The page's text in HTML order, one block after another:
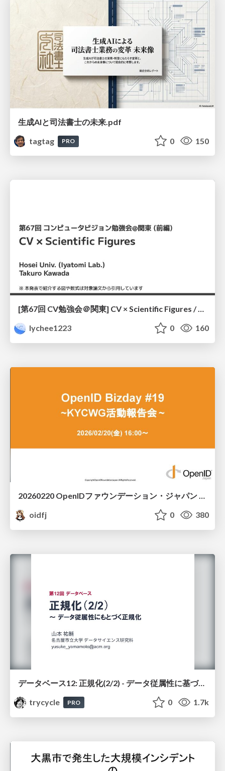
生成AIと司法書士の未来.pdf
tagtag
PRO 0 150
[第67回 CV勉強会＠関東] CV × Scientific Figures / kantoCV 67th CVPR 2026
lychee1223
0 160
20260220 OpenIDファウンデーション・ジャパン ご紹介 / 20260220 OpenID Foundation Japan Intro
oidfj
0 380
データベース12: 正規化(2/2) - データ従属性に基づく正規化
trycycle
PRO 0 1.7k